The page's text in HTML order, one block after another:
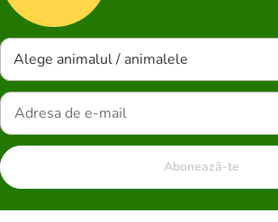
Alege animalul / animalele
Abonează-te